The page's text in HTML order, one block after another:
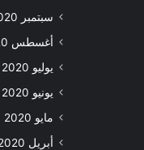
سبتمبر 2020
أغسطس 2020
يوليو 2020
يونيو 2020
مايو 2020
أبريل 2020